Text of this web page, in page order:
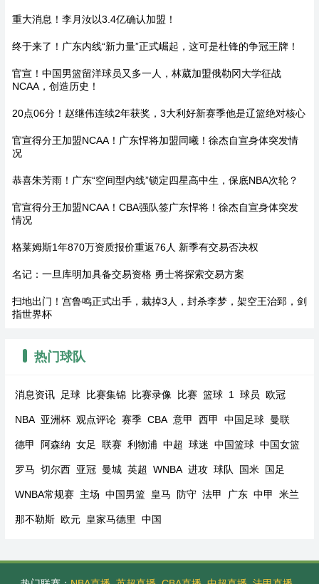
重大消息！李月汝以3.4亿确认加盟！
终于来了！广东内线“新力量”正式崛起，这可是杜锋的争冠王牌！
官宣！中国男篮留洋球员又多一人，林葳加盟俄勒冈大学征战
NCAA，创造历史！
20点06分！赵继伟连续2年获奖，3大利好新赛季他是辽篮绝对核心
官宣得分王加盟NCAA！广东悍将加盟同曦！徐杰自宣身体突发情
况
恭喜朱芳雨！广东“空间型内线”锁定四星高中生，保底NBA次轮？
官宣得分王加盟NCAA！CBA强队签广东悍将！徐杰自宣身体突发
情况
格莱姆斯1年870万资质报价重返76人 新季有交易否决权
名记：一旦库明加具备交易资格 勇士将探索交易方案
扫地出门！宫鲁鸣正式出手，裁掉3人，封杀李梦，架空王治郅，剑
指世界杯
热门球队
消息资讯 足球 比赛集锦 比赛录像 比赛 篮球 1 球员 欧冠
NBA 亚洲杯 观点评论 赛季 CBA 意甲 西甲 中国足球 曼联
德甲 阿森纳 女足 联赛 利物浦 中超 球迷 中国篮球 中国女篮
罗马 切尔西 亚冠 曼城 英超 WNBA 进攻 球队 国米 国足
WNBA常规赛 主场 中国男篮 皇马 防守 法甲 广东 中甲 米兰
那不勒斯 欧元 皇家马德里 中国